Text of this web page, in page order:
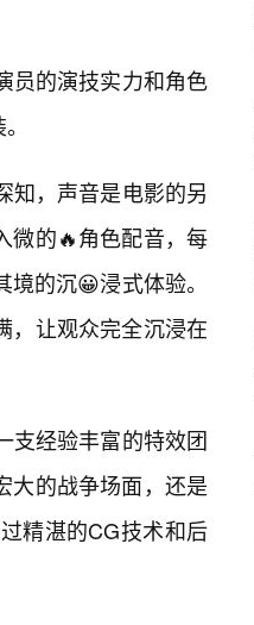
员的演技实力和角色
知，声音是电影的另
微的🔥角色配音，每
的沉😀浸式体验。
，让观众完全沉浸在
支经验丰富的特效团
大的战争场面，还是
精湛的CG技术和后